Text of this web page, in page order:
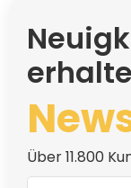
Über 11.800